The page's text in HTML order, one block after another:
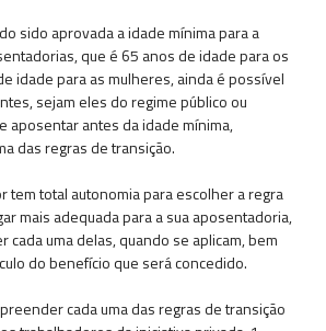
sido aprovada a idade mínima para a
que é 65 anos de idade para os
idade para as mulheres, ainda é possível
sejam eles do regime público ou
aposentar antes da idade mínima,
das regras de transição.
tem total autonomia para escolher a regra
mais adequada para a sua aposentadoria,
cada uma delas, quando se aplicam, bem
do benefício que será concedido.
cada uma das regras de transição